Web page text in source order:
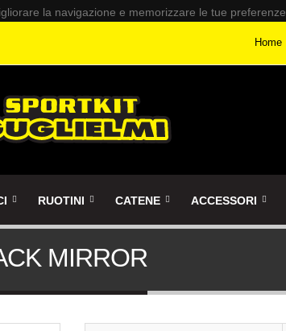
la navigazione e memorizzare le tue preferenze.
Home
RUOTINI CATENE ACCESSORI
MIRROR